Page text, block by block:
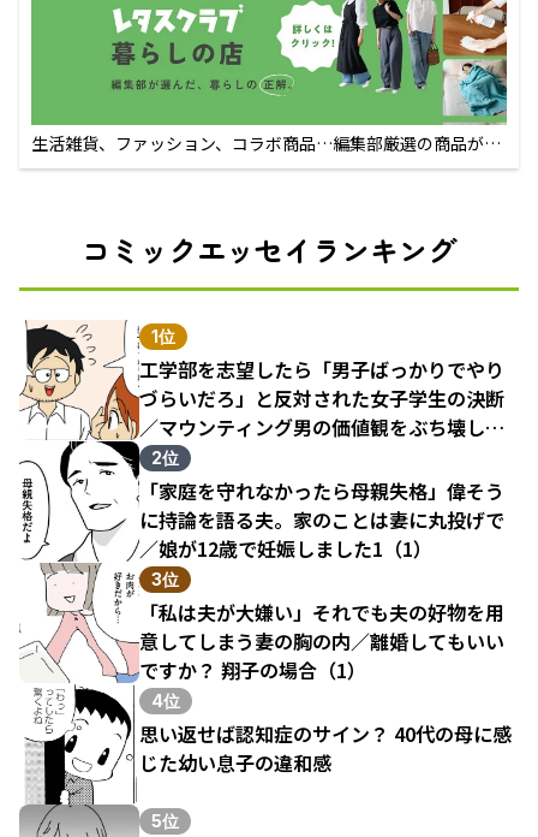
生活雑貨、ファッション、コラボ商品…編集部厳選の商品が買
えるECサイト
コミックエッセイランキング
1位
工学部を志望したら「男子ばっかりでやり
づらいだろ」と反対された女子学生の決断
／マウンティング男の価値観をぶち壊した
結果（1）
2位
「家庭を守れなかったら母親失格」偉そう
に持論を語る夫。家のことは妻に丸投げで
／娘が12歳で妊娠しました1（1）
3位
「私は夫が大嫌い」それでも夫の好物を用
意してしまう妻の胸の内／離婚してもいい
ですか？ 翔子の場合（1）
4位
思い返せば認知症のサイン？ 40代の母に感
じた幼い息子の違和感
5位